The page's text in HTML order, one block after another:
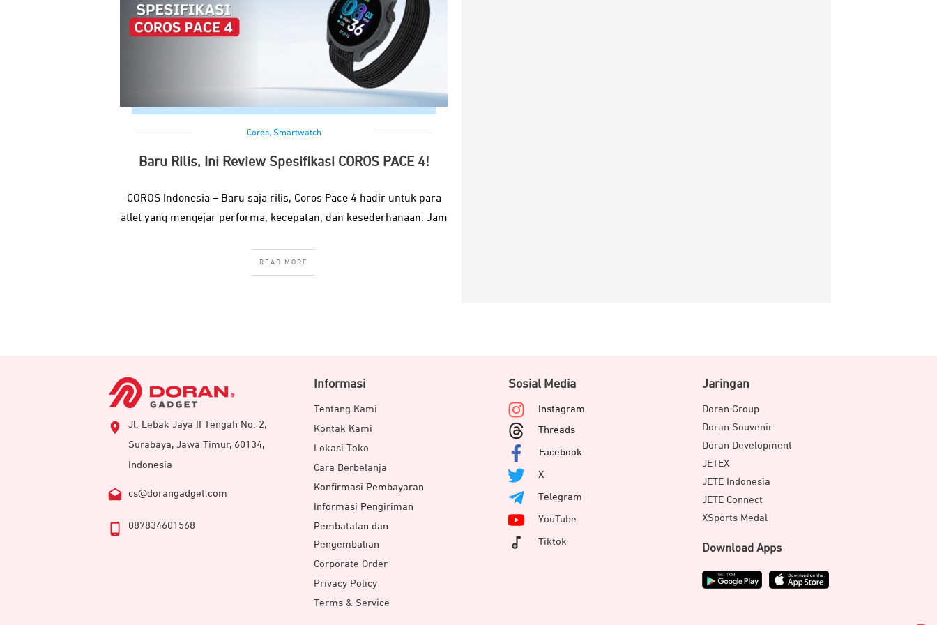
Coros, Smartwatch
Baru Rilis, Ini Review Spesifikasi COROS PACE 4!
COROS Indonesia – Baru saja rilis, Coros Pace 4 hadir untuk para
atlet yang mengejar performa, kecepatan, dan kesederhanaan. Jam
READ MORE
Jl. Lebak Jaya II Tengah No. 2,
Surabaya, Jawa Timur, 60134,
Indonesia
cs@dorangadget.com
087834601568
Informasi
Tentang Kami
Kontak Kami
Lokasi Toko
Cara Berbelanja
Konfirmasi Pembayaran
Informasi Pengiriman
Pembatalan dan
Pengembalian
Corporate Order
Privacy Policy
Terms & Service
Sosial Media
Instagram
Threads
Facebook
X
Telegram
YouTube
Tiktok
Jaringan
Doran Group
Doran Souvenir
Doran Development
JETEX
JETE Indonesia
JETE Connect
XSports Medal
Download Apps